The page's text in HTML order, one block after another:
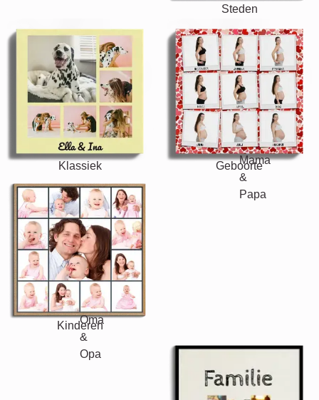
Steden
Klassiek Geboorte
Kinderen